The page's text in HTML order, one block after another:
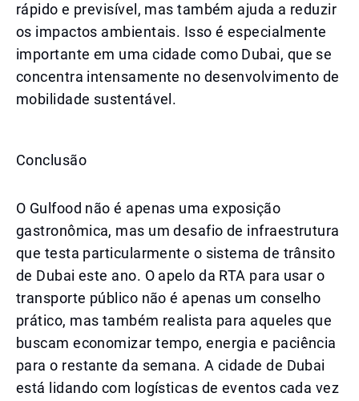
rápido e previsível, mas também ajuda a reduzir
os impactos ambientais. Isso é especialmente
importante em uma cidade como Dubai, que se
concentra intensamente no desenvolvimento de
mobilidade sustentável.
Conclusão
O Gulfood não é apenas uma exposição
gastronômica, mas um desafio de infraestrutura
que testa particularmente o sistema de trânsito
de Dubai este ano. O apelo da RTA para usar o
transporte público não é apenas um conselho
prático, mas também realista para aqueles que
buscam economizar tempo, energia e paciência
para o restante da semana. A cidade de Dubai
está lidando com logísticas de eventos cada vez